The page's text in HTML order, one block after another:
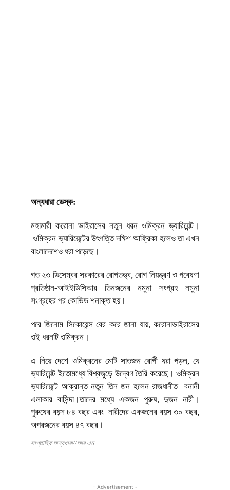
অন্যধারা ডেস্ক:
মহামারী করোনা ভাইরাসের নতুন ধরন ওমিক্রন ভ্যারিয়েন্ট।
ওমিক্রন ভ্যারিয়েন্টের উৎপত্তি দক্ষিণ আফ্রিকা হলেও তা এখন
বাংলাদেশেও ধরা পড়েছে।
গত ২৩ ডিসেম্বর সরকারের রোগতত্ত্ব, রোগ নিয়ন্ত্রণ ও গবেষণা
প্রতিষ্ঠান-আইইডিসিআর তিনজনের নমুনা সংগ্রহ নমুনা
সংগ্রহের পর কোভিড শনাক্ত হয়।
পরে জিনোম সিকোয়েন্স বের করে জানা যায়, করোনাভাইরাসের
ওই ধরনটি ওমিক্রন।
এ নিয়ে দেশে ওমিক্রনের মোট সাতজন রোগী ধরা পড়ল, যে
ভ্যারিয়েন্ট ইতোমধ্যে বিশ্বজুড়ে উদ্বেগ তৈরি করেছে। ওমিক্রন
ভ্যারিয়েন্টে আক্রান্ত নতুন তিন জন হলেন রাজধানীত বনানী
এলাকার বাসিন্দা।তাদের মধ্যে একজন পুরুষ, দুজন নারী।
পুরুষের বয়স ৮৪ বছর এবং নারীদের একজনের বয়স ৩০ বছর,
অপরজনের বয়স ৪৭ বছর।
সাপ্তাহিক অন্যধারা//আর এম
- Advertisement -